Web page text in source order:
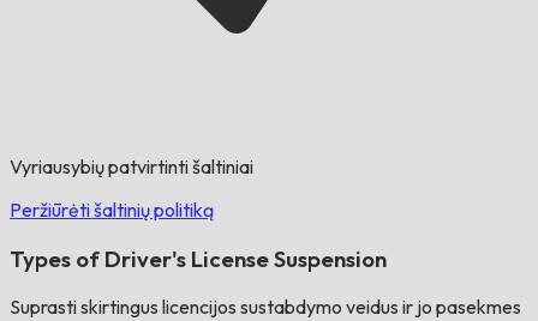
Vyriausybių patvirtinti šaltiniai
Peržiūrėti šaltinių politiką
Types of Driver's License Suspension
Suprasti skirtingus licencijos sustabdymo veidus ir jo pasekmes